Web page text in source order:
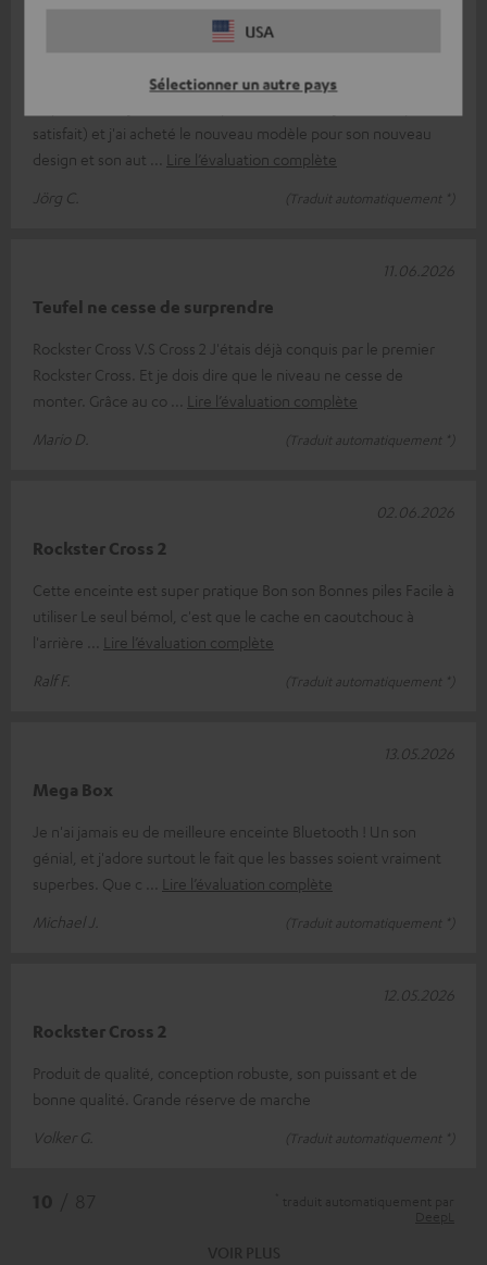
USA
Sélectionner un autre pays
satisfait) et j'ai acheté le nouveau modèle pour son nouveau
design et son aut
Lire l’évaluation complète
Jörg C.
(Traduit automatiquement *)
Teufel ne cesse de surprendre
Rockster Cross V.S Cross 2 J'étais déjà conquis par le premier
Rockster Cross. Et je dois dire que le niveau ne cesse de
monter. Grâce au co
Lire l’évaluation complète
Mario D.
(Traduit automatiquement *)
11.06.2026
Rockster Cross 2
Cette enceinte est super pratique Bon son Bonnes piles Facile à
utiliser Le seul bémol, c'est que le cache en caoutchouc à
l'arrière
Lire l’évaluation complète
Ralf F.
(Traduit automatiquement *)
02.06.2026
Mega Box
Je n'ai jamais eu de meilleure enceinte Bluetooth ! Un son
génial, et j'adore surtout le fait que les basses soient vraiment
superbes. Que c
Lire l’évaluation complète
Michael J.
(Traduit automatiquement *)
13.05.2026
Rockster Cross 2
Produit de qualité, conception robuste, son puissant et de
bonne qualité. Grande réserve de marche
Volker G.
(Traduit automatiquement *)
12.05.2026